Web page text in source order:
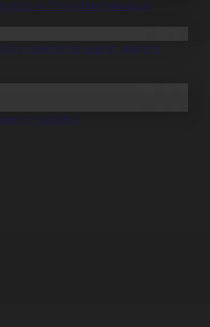
тұрғын 5 тәулікке қамалды
табиғатты қорғау міндеті
көрінісі